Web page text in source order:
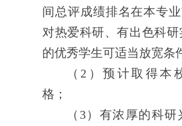
间总评成绩排名在本专
对热爱科研、有出色科
的优秀学生可适当放宽条
（2 ）预计取得本
格 ；
（ 3）有浓厚的科研